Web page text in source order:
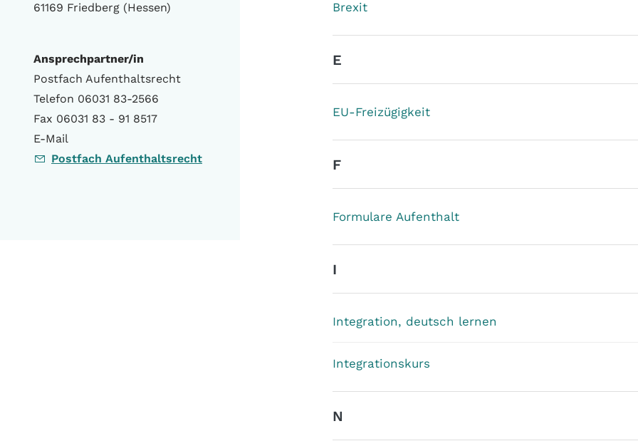
61169 Friedberg (Hessen)
Ansprechpartner/in
Postfach Aufenthaltsrecht
Telefon 06031 83-2566
Fax 06031 83 - 91 8517
E-Mail
Postfach Aufenthaltsrecht
Brexit
E
EU-Freizügigkeit
F
Formulare Aufenthalt
I
Integration, deutsch lernen
Integrationskurs
N